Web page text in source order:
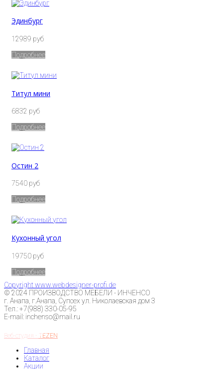
Эдинбург
12989 руб
Подробнее
Титул мини
6832 руб
Подробнее
Остин 2
7540 руб
Подробнее
Кухонный угол
19750 руб
Подробнее
Copyright www.webdesigner-profi.de
© 2024 ПРОИЗВОДСТВО МЕБЕЛИ - ИНЧЕНСО
г. Анапа, г.Анапа, Супсех ул. Николаевская дом 3
Тел.: +7(988) 330-05-95
E-mail: inchenso@mail.ru
Веб-студия - TEZEN
Главная
Каталог
Акции